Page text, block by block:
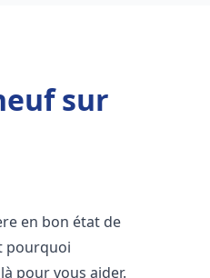
sur
en bon état de
pourquoi
pour vous aider.